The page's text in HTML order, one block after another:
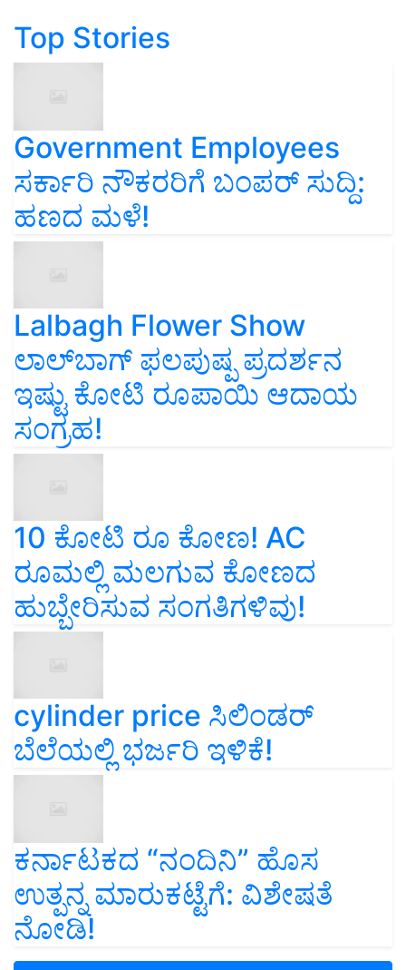
Top Stories
Government Employees
ಸರ್ಕಾರಿ ನೌಕರರಿಗೆ ಬಂಪರ್‌ ಸುದ್ದಿ:
ಹಣದ ಮಳೆ!
Lalbagh Flower Show
ಲಾಲ್‌ಬಾಗ್ ಫಲಪುಷ್ಪ ಪ್ರದರ್ಶನ
ಇಷ್ಟು ಕೋಟಿ ರೂಪಾಯಿ ಆದಾಯ
ಸಂಗ್ರಹ!
10 ಕೋಟಿ ರೂ ಕೋಣ! AC
ರೂಮಲ್ಲಿ ಮಲಗುವ ಕೋಣದ
ಹುಬ್ಬೇರಿಸುವ ಸಂಗತಿಗಳಿವು!
cylinder price ಸಿಲಿಂಡರ್‌
ಬೆಲೆಯಲ್ಲಿ ಭರ್ಜರಿ ಇಳಿಕೆ!
ಕರ್ನಾಟಕದ “ನಂದಿನಿ” ಹೊಸ
ಉತ್ಪನ್ನ ಮಾರುಕಟ್ಟೆಗೆ: ವಿಶೇಷತೆ
ನೋಡಿ!